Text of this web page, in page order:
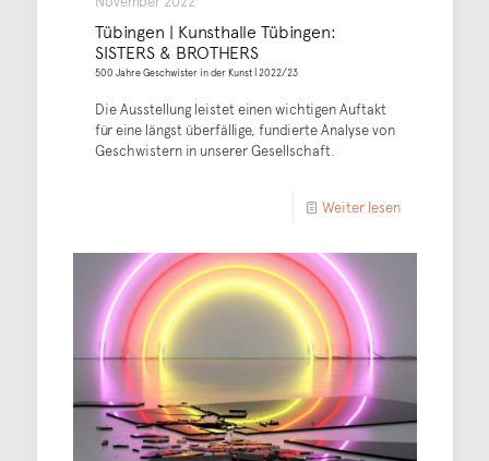
Tübingen | Kunsthalle Tübingen:
SISTERS & BROTHERS
500 Jahre Geschwister in der Kunst | 2022/23
Die Ausstellung leistet einen wichtigen Auftakt
für eine längst überfällige, fundierte Analyse von
Geschwistern in unserer Gesellschaft.
Weiter lesen